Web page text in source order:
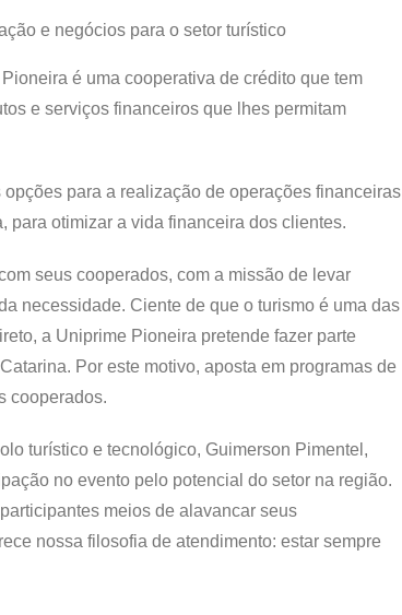
é uma cooperativa de crédito que tem
e serviços financeiros que lhes permitam
para a realização de operações financeiras
para otimizar a vida financeira dos clientes.
seus cooperados, com a missão de levar
necessidade. Ciente de que o turismo é uma das
a Uniprime Pioneira pretende fazer parte
Por este motivo, aposta em programas de
cooperados.
turístico e tecnológico, Guimerson Pimentel,
no evento pelo potencial do setor na região.
meios de alavancar seus
nossa filosofia de atendimento: estar sempre